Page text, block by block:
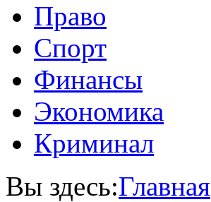
Право
Спорт
Финансы
Экономика
Криминал
Вы здесь:Главная